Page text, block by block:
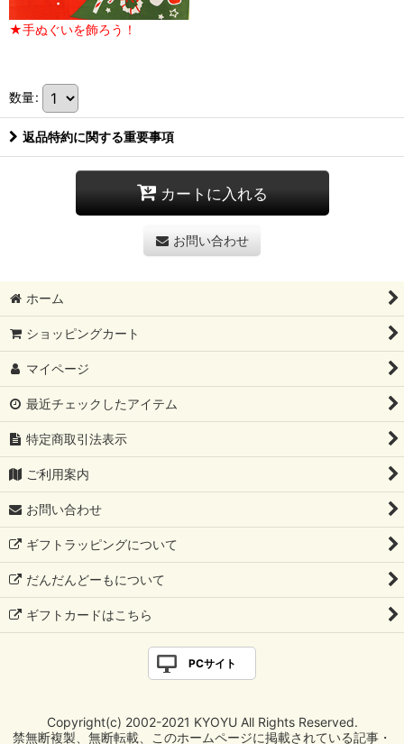
★手ぬぐいを飾ろう！
数量:
返品特約に関する重要事項
カートに入れる
お問い合わせ
ホーム
ショッピングカート
マイページ
最近チェックしたアイテム
特定商取引法表示
ご利用案内
お問い合わせ
ギフトラッピングについて
だんだんどーもについて
ギフトカードはこちら
PCサイト
Copyright(c) 2002-2021 KYOYU All Rights Reserved.
禁無断複製、無断転載、このホームページに掲載されている記事・